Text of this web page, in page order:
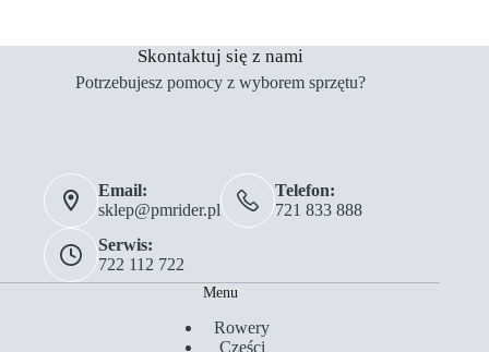
Skontaktuj się z nami
Potrzebujesz pomocy z wyborem sprzętu?
Email:
sklep@pmrider.pl
Telefon:
721 833 888
Serwis:
722 112 722
Menu
Rowery
Części